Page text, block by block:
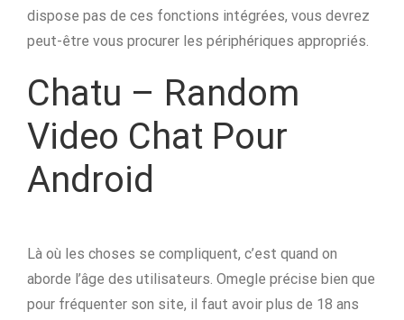
dispose pas de ces fonctions intégrées, vous devrez
peut-être vous procurer les périphériques appropriés.
Chatu – Random
Video Chat Pour
Android
Là où les choses se compliquent, c’est quand on
aborde l’âge des utilisateurs. Omegle précise bien que
pour fréquenter son site, il faut avoir plus de 18 ans